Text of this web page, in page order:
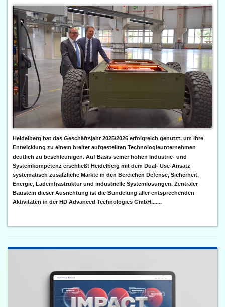
Heidelberg hat das Geschäftsjahr 2025/2026 erfolgreich genutzt, um ihre
Entwicklung zu einem breiter aufgestellten Technologieunternehmen
deutlich zu beschleunigen. Auf Basis seiner hohen Industrie- und
Systemkompetenz erschließt Heidelberg mit dem Dual- Use-Ansatz
systematisch zusätzliche Märkte in den Bereichen Defense, Sicherheit,
Energie, Ladeinfrastruktur und industrielle Systemlösungen. Zentraler
Baustein dieser Ausrichtung ist die Bündelung aller entsprechenden
Aktivitäten in der HD Advanced Technologies GmbH.......